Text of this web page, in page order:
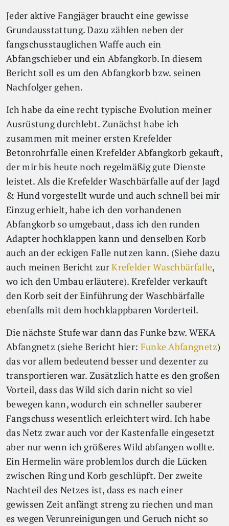
Jeder aktive Fangjäger braucht eine gewisse
Grundausstattung. Dazu zählen neben der
fangschusstauglichen Waffe auch ein
Abfangschieber und ein Abfangkorb. In diesem
Bericht soll es um den Abfangkorb bzw. seinen
Nachfolger gehen.
Ich habe da eine recht typische Evolution meiner
Ausrüstung durchlebt. Zunächst habe ich
zusammen mit meiner ersten Krefelder
Betonrohrfalle einen Krefelder Abfangkorb gekauft,
der mir bis heute noch regelmäßig gute Dienste
leistet. Als die Krefelder Waschbärfalle auf der Jagd
& Hund vorgestellt wurde und auch schnell bei mir
Einzug erhielt, habe ich den vorhandenen
Abfangkorb so umgebaut, dass ich den runden
Adapter hochklappen kann und denselben Korb
auch an der eckigen Falle nutzen kann. (Siehe dazu
auch meinen Bericht zurKrefelder Waschbärfalle,
wo ich den Umbau erläutere). Krefelder verkauft
den Korb seit der Einführung der Waschbärfalle
ebenfalls mit dem hochklappbaren Vorderteil.
Die nächste Stufe war dann das Funke bzw. WEKA
Abfangnetz (siehe Bericht hier: Funke Abfangnetz)
das vor allem bedeutend besser und dezenter zu
transportieren war. Zusätzlich hatte es den großen
Vorteil, dass das Wild sich darin nicht so viel
bewegen kann, wodurch ein schneller sauberer
Fangschuss wesentlich erleichtert wird. Ich habe
das Netz zwar auch vor der Kastenfalle eingesetzt
aber nur wenn ich größeres Wild abfangen wollte.
Ein Hermelin wäre problemlos durch die Lücken
zwischen Ring und Korb geschlüpft. Der zweite
Nachteil des Netzes ist, dass es nach einer
gewissen Zeit anfängt streng zu riechen und man
es wegen Verunreinigungen und Geruch nicht so